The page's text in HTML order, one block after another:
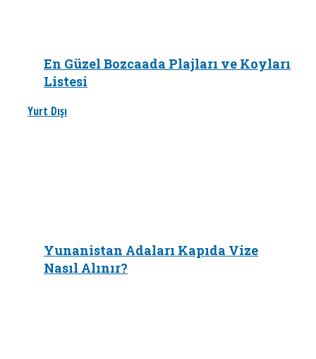
En Güzel Bozcaada Plajları ve Koyları
Listesi
Yurt Dışı
Yunanistan Adaları Kapıda Vize
Nasıl Alınır?